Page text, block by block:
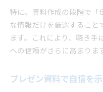
特に、資料作成の段階で「
な情報だけを厳選すること
ます。これにより、聴き手
への信頼がさらに高まりま
プレゼン資料で自信を